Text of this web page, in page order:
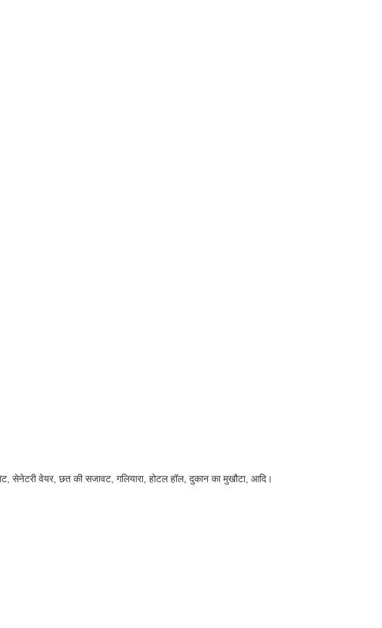
सेनेटरी वेयर, छत की सजावट, गलियारा, होटल हॉल, दुकान का मुखौटा, आदि।